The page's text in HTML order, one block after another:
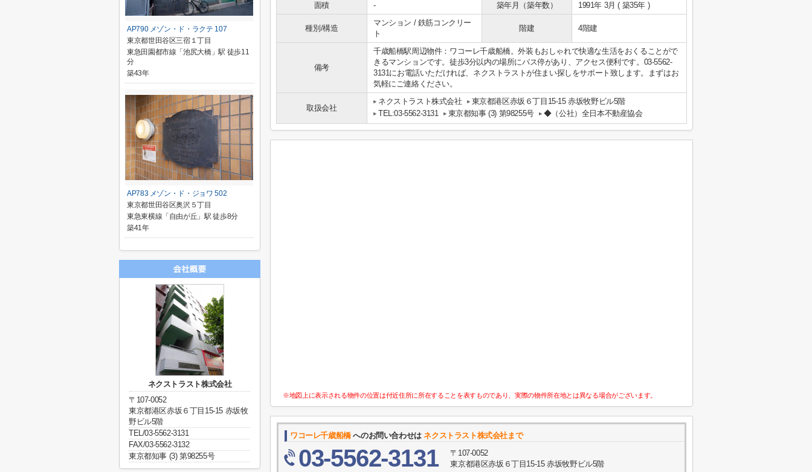
面積
- 築年月（築年数） 1991年 3月 ( 築35年 )
種別/構造
マンション / 鉄筋コンクリー
ト
階建 4階建
備考
千歳船橋駅周辺物件：ワコーレ千歳船橋。外装もおしゃれで快適な生活をおくることがで
きるマンションです。徒歩3分以内の場所にバス停があり、アクセス便利です。03-5562-
3131にお電話いただければ、ネクストラストが住まい探しをサポート致します。まずはお
気軽にご連絡ください。
取扱会社
ネクストラスト株式会社
東京都港区赤坂６丁目15-15 赤坂牧野ビル5階
TEL:03-5562-3131
東京都知事 (3) 第98255号 ◆（公社）全日本不動産協会
※地図上に表示される物件の位置は付近住所に所在することを表すものであり、実際の物件所在地とは異なる場合がございます。
ワコーレ千歳船橋へのお問い合わせはネクストラスト株式会社まで
03-5562-3131
〒107-0052
東京都港区赤坂６丁目15-15 赤坂牧野ビル5階
AP790 メゾン・ド・ラクテ 107
東京都世田谷区三宿１丁目
東急田園都市線「池尻大橋」駅 徒歩11
分
築43年
AP783 メゾン・ド・ジョワ 502
東京都世田谷区奥沢５丁目
東急東横線「自由が丘」駅 徒歩8分
築41年
ネクストラスト株式会社
〒107-0052
東京都港区赤坂６丁目15-15 赤坂牧
野ビル5階
TEL/03-5562-3131
FAX/03-5562-3132
東京都知事 (3) 第98255号